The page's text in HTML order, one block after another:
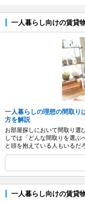
一人暮らし向けの賃貸
一人暮らしの理想の間取り
方を解説
お部屋探しにおいて間取り選
しでは「どんな間取りを選ぶ
と頭を抱えている人もいるだ
一人暮らし向けの賃貸